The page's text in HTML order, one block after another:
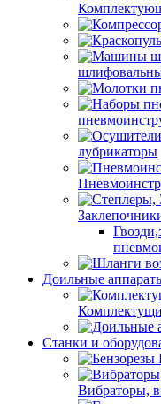
лубрикаторы
Доильные
Станки и
Вибраторы,